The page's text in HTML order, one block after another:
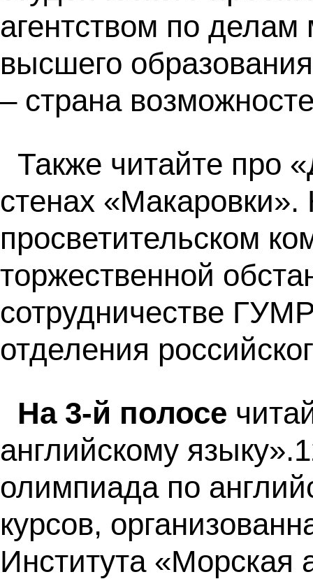
агентством по
высшего
– страна
Также читайте про
стенах «Макаровки».
просветительском
торжественной
сотрудничестве
отделения
На 3-й полосе
английскому
олимпиада по
курсов,
Института «Морская